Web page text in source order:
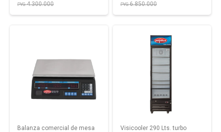
PYG4.300.000 PYG6.850.000
Balanza comercial de mesa
Visicooler 290 Lts. turbo